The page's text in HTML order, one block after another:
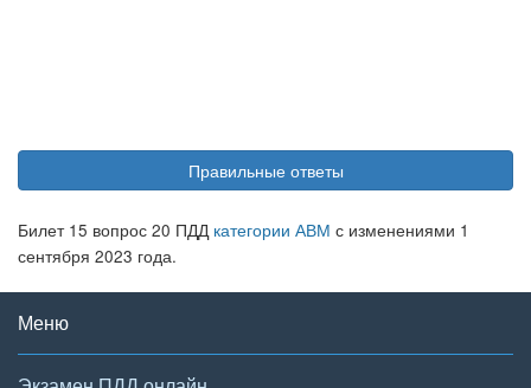
Правильные ответы
Билет 15 вопрос 20 ПДД категории АВМ с изменениями 1
сентября 2023 года.
Меню